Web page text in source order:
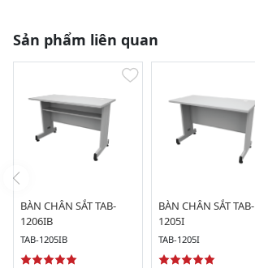
Sản phẩm liên quan
BÀN CHÂN SẮT TAB-
1206IB
TAB-1205IB
BÀN CHÂN SẮT TAB-
1205I
TAB-1205I